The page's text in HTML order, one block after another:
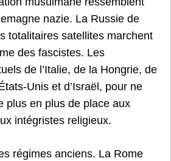
nazie. La Russie de
totalitaires satellites marchent
des fascistes. Les
de l’Italie, de la Hongrie, de
Unis et d’Israël, pour ne
plus en plus de place aux
intégristes religieux.
régimes anciens. La Rome